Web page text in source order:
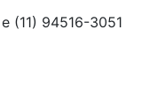
(11) 94516-3051